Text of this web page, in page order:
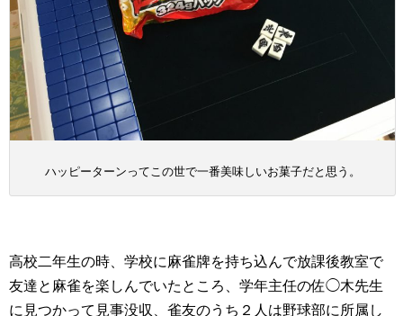
ハッピーターンってこの世で一番美味しいお菓子だと思う。
高校二年生の時、学校に麻雀牌を持ち込んで放課後教室で
友達と麻雀を楽しんでいたところ、学年主任の佐◯木先生
に見つかって見事没収、雀友のうち２人は野球部に所属し